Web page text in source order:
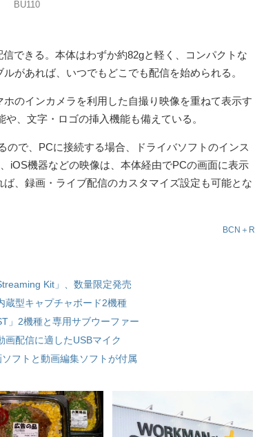
BU110
できる。本体はわずか約82gと軽く、コンパクトな
があれば、いつでもどこでも配信を始められる。
ホのインカメラを利用した自撮り映像を重ねて表示す
、文字・ロゴの挿入機能も備えている。
ので、PCに接続する場合、ドライバソフトのインス
iOS機器などの映像は、本体経由でPCの画面に表示
、録画・ライブ配信のカスタマイズ設定も可能とな
BCN＋R
Kit」、数量限定発売
蔵型キャプチャボード2機種
」2機種と専用サブウーファー
画配信に適したUSBマイク
フトと動画編集ソフトが付属